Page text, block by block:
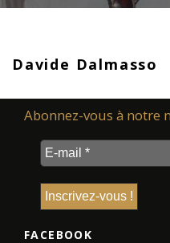
Davide Dalmasso
Abonnez-vous à notre
FACEBOOK